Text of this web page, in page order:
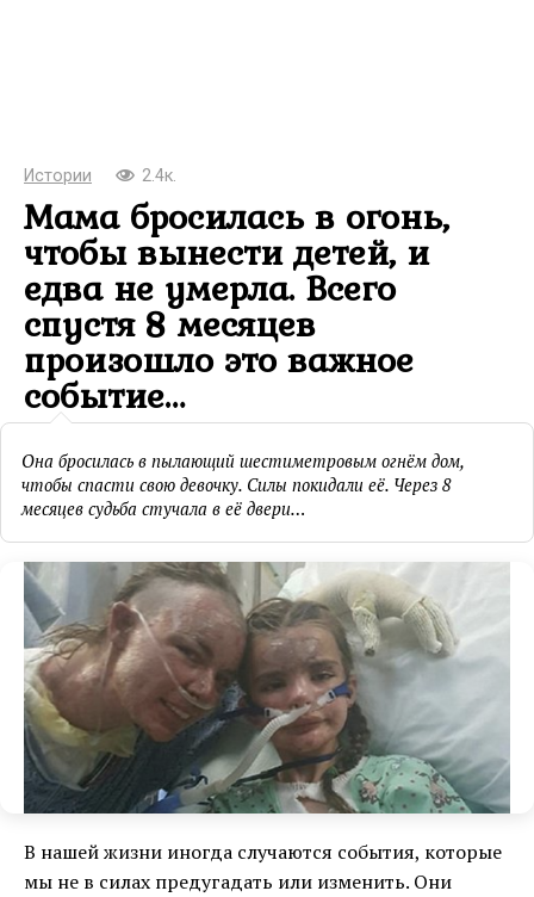
Истории 2.4к.
Мама бросилась в огонь,
чтобы вынести детей, и
едва не умерла. Всего
спустя 8 месяцев
произошло это важное
событие…
Она бросилась в пылающий шестиметровым огнём дом,
чтобы спасти свою девочку. Силы покидали её. Через 8
месяцев судьба стучала в её двери…
В нашей жизни иногда случаются события, которые
мы не в силах предугадать или изменить. Они